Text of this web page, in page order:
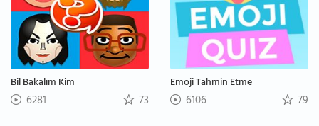
Bil Bakalım Kim
6281 73
Emoji Tahmin Etme
6106 79